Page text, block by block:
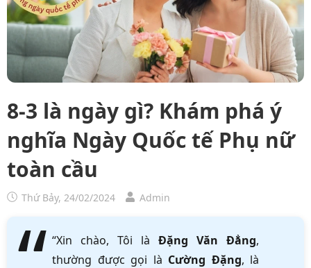
8-3 là ngày gì? Khám phá ý
nghĩa Ngày Quốc tế Phụ nữ
toàn cầu
Thứ Bảy, 24/02/2024 Admin
“Xin chào, Tôi là Đặng Văn Đẳng,
thường được gọi là Cường Đặng, là